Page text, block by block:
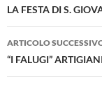
articolo
LA FESTA DI S.
ARTICOLO
“I FALUGI”